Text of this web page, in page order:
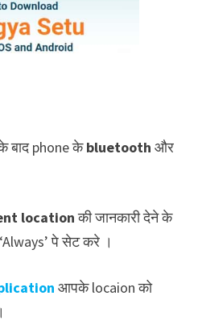
बाद phone केbluetooth और
locationकी जानकारी देने के
पे सेट करे ।
आपके locaion को